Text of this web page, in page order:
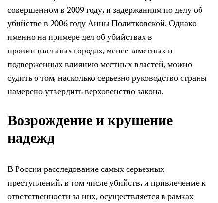
совершенном в 2009 году, и задержаниям по делу об
убийстве в 2006 году Анны Политковской. Однако
именно на примере дел об убийствах в
провинциальных городах, менее заметных и
подверженных влиянию местных властей, можно
судить о том, насколько серьезно руководство страны
намерено утвердить верховенство закона.
Возрождение и крушение
надежд
В России расследование самых серьезных
преступлений, в том числе убийств, и привлечение к
ответственности за них, осуществляется в рамках